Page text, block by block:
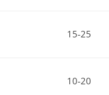
15-25
10-20